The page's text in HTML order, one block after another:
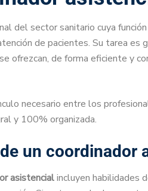
del sector sanitario cuya
de pacientes. Su tarea
ofrezcan, de forma eficiente y
necesario entre los
y 100% organizada.
un coordinador
asistencialincluyen habilidades